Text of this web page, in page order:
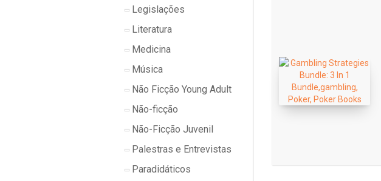
Legislações
Literatura
Medicina
Música
Não Ficção Young Adult
Não-ficção
Não-Ficção Juvenil
Palestras e Entrevistas
Paradidáticos